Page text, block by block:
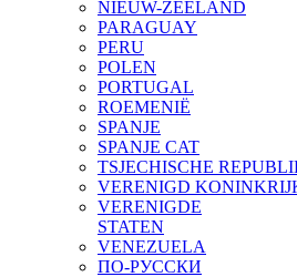
NIEUW-ZEELAND
PARAGUAY
PERU
POLEN
PORTUGAL
ROEMENIË
SPANJE
SPANJE CAT
TSJECHISCHE
VERENIGD
VERENIGDE
STATEN
VENEZUELA
ПО-РУССКИ